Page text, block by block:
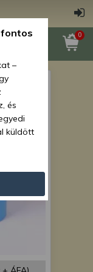
0
–
és
küldött
és
mi és a